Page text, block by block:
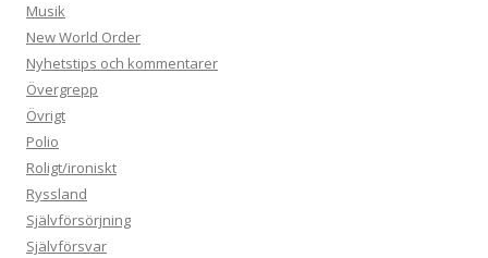
Musik
New World Order
Nyhetstips och kommentarer
Övergrepp
Övrigt
Polio
Roligt/ironiskt
Ryssland
Självförsörjning
Självförsvar